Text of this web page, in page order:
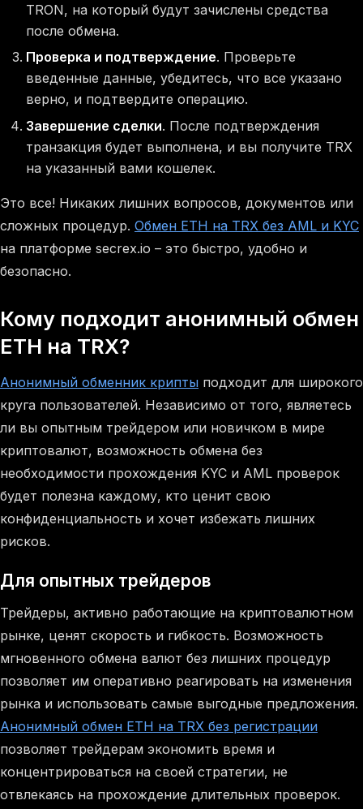
TRON, на который будут зачислены средства
после обмена.
Проверка и подтверждение. Проверьте
введенные данные, убедитесь, что все указано
верно, и подтвердите операцию.
Завершение сделки. После подтверждения
транзакция будет выполнена, и вы получите TRX
на указанный вами кошелек.
Это все! Никаких лишних вопросов, документов или
сложных процедур. Обмен ETH на TRX без AML и KYC
на платформе secrex.io – это быстро, удобно и
безопасно.
Кому подходит анонимный обмен
ETH на TRX?
Анонимный обменник крипты подходит для широкого
круга пользователей. Независимо от того, являетесь
ли вы опытным трейдером или новичком в мире
криптовалют, возможность обмена без
необходимости прохождения KYC и AML проверок
будет полезна каждому, кто ценит свою
конфиденциальность и хочет избежать лишних
рисков.
Для опытных трейдеров
Трейдеры, активно работающие на криптовалютном
рынке, ценят скорость и гибкость. Возможность
мгновенного обмена валют без лишних процедур
позволяет им оперативно реагировать на изменения
рынка и использовать самые выгодные предложения.
Анонимный обмен ETH на TRX без регистрации
позволяет трейдерам экономить время и
концентрироваться на своей стратегии, не
отвлекаясь на прохождение длительных проверок.